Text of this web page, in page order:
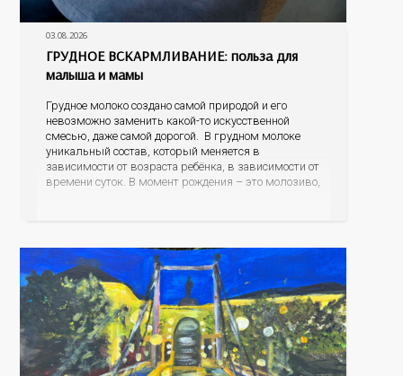
03.08.2026
ГРУДНОЕ ВСКАРМЛИВАНИЕ: польза для
малыша и мамы
Грудное молоко создано самой природой и его
невозможно заменить какой-то искусственной
смесью, даже самой дорогой. В грудном молоке
уникальный состав, который меняется в
зависимости от возраста ребёнка, в зависимости от
времени суток. В момент рождения – это молозиво,